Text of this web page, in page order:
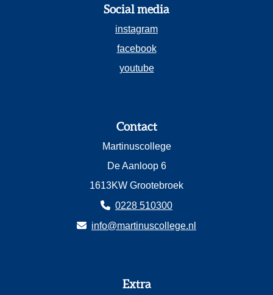
Social media
instagram
facebook
youtube
Contact
Martinuscollege
De Aanloop 6
1613KW Grootebroek
0228 510300
info@martinuscollege.nl
Extra